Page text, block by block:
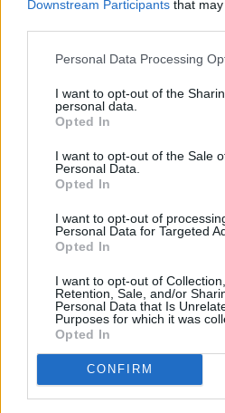
Downstream Participants that
Personal Data Processing
I want to opt-out of the
personal data.
Opted In
I want to opt-out of the Sale
Personal Data.
Opted In
I want to opt-out of
Personal Data for Targeted
Opted In
I want to opt-out of
Retention, Sale, and/or
Personal Data that Is
Purposes for which it was
Opted In
CONFIRM
Prima sport - co nabídne v prvním
O webu parabola.cz •O souborech
Dovolená u moře•Bazény